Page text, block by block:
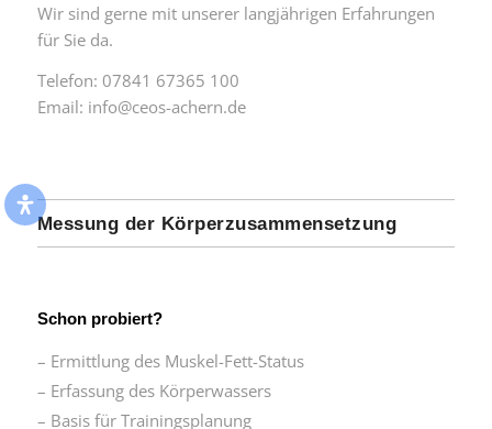
Wir sind gerne mit unserer langjährigen Erfahrungen
für Sie da.
Telefon: 07841 67365 100
Email: info@ceos-achern.de
Messung der Körperzusammensetzung
Schon probiert?
– Ermittlung des Muskel-Fett-Status
– Erfassung des Körperwassers
– Basis für Trainingsplanung